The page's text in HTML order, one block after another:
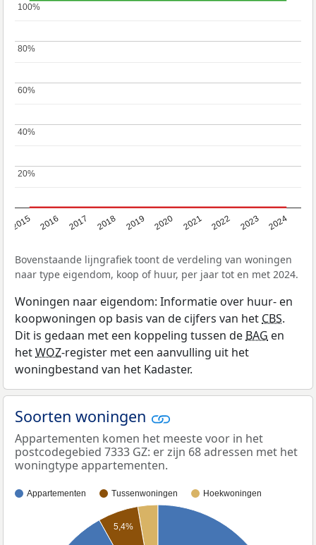
2015 2016 2017 2018 2019 2020 2021 2022 2023 2024
20%
20%
40%
40%
60%
60%
80%
80%
100%
100%
Bovenstaande lijngrafiek toont de verdeling van woningen
naar type eigendom, koop of huur, per jaar tot en met 2024.
Woningen naar eigendom: Informatie over huur- en
koopwoningen op basis van de cijfers van hetCBS.
Dit is gedaan met een koppeling tussen deBAG en
hetWOZ-register met een aanvulling uit het
woningbestand van het Kadaster.
Soorten woningen
Appartementen komen het meeste voor in het
postcodegebied 7333 GZ: er zijn 68 adressen met het
woningtype appartementen.
Appartementen Tussenwoningen Hoekwoningen
5,4%